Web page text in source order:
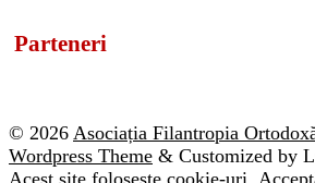
Parteneri
© 2026 Asociația Filantropia
Wordpress Theme & Customized by
Acest site folosește cookie-uri